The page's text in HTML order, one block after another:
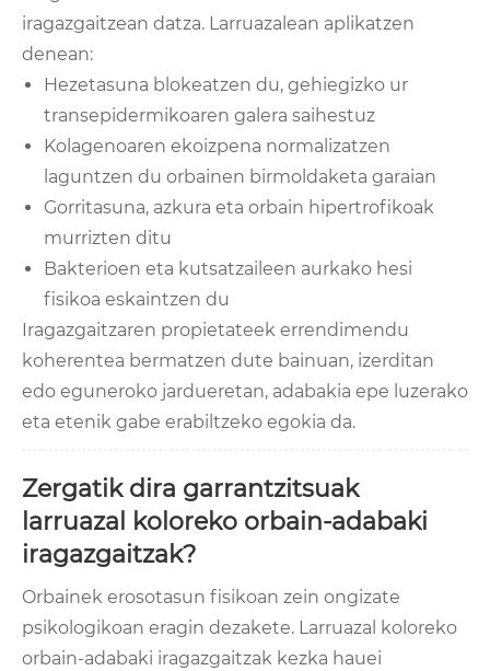
iragazgaitzean datza. Larruazalean aplikatzen
denean:
Hezetasuna blokeatzen du, gehiegizko ur
transepidermikoaren galera saihestuz
Kolagenoaren ekoizpena normalizatzen
laguntzen du orbainen birmoldaketa garaian
Gorritasuna, azkura eta orbain hipertrofikoak
murrizten ditu
Bakterioen eta kutsatzaileen aurkako hesi
fisikoa eskaintzen du
Iragazgaitzaren propietateek errendimendu
koherentea bermatzen dute bainuan, izerditan
edo eguneroko jardueretan, adabakia epe luzerako
eta etenik gabe erabiltzeko egokia da.
Zergatik dira garrantzitsuak
larruazal koloreko orbain-adabaki
iragazgaitzak?
Orbainek erosotasun fisikoan zein ongizate
psikologikoan eragin dezakete. Larruazal koloreko
orbain-adabaki iragazgaitzak kezka hauei